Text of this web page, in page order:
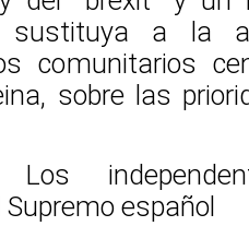
sustituya a la
comunitarios
sobre las
español